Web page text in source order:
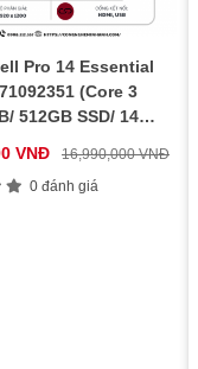
Pro 14 Essential
(Core 3
512GB SSD/ 14
VNĐ
16,990,000 VNĐ
0 đánh giá